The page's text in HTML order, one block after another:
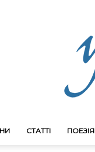
СТАТТІ ПОЕЗІЯ